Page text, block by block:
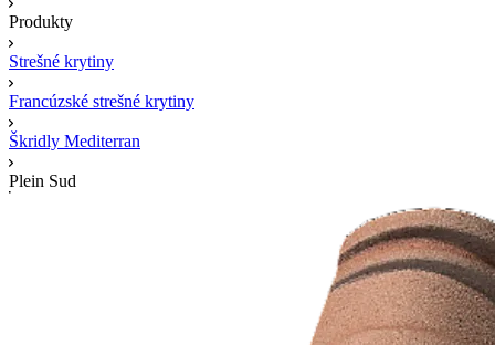
Produkty
Strešné krytiny
Francúzské strešné krytiny
Škridly Mediterran
Plein Sud